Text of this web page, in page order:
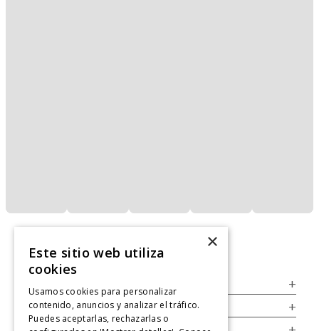
+
Legal +
×
Este sitio web utiliza
cookies
Usamos cookies para personalizar
contenido, anuncios y analizar el tráfico.
Puedes aceptarlas, rechazarlas o